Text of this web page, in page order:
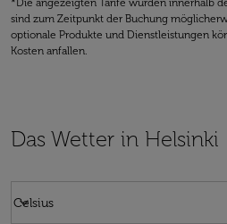
*Die angezeigten Tarife wurden innerhalb
sind zum Zeitpunkt der Buchung
optionale Produkte und Dienstleistungen
Kosten anfallen.
Das Wetter in Helsinki
Celsius
keyboard_arrow_down